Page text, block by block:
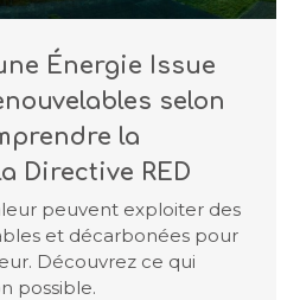
Énergie Issue
selon
la
Directive RED
peuvent exploiter des
et décarbonées pour
Découvrez ce qui
possible.